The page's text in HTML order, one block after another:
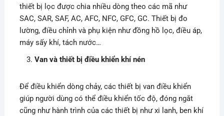
thiết bị lọc được chia nhiều dòng theo các mã như
SAC, SAR, SAF, AC, AFC, NFC, GFC, GC. Thiết bị đo
lường, điều chỉnh và phụ kiện như đồng hồ lọc, điều áp,
máy sấy khí, tách nước…
Van và thiết bị điều khiển khí nén
Để điều khiển dòng chảy, các thiết bị van điều khiển
giúp người dùng có thể điều khiển tốc độ, đóng ngắt
cũng như hành trình của các thiết bị như xi lanh, ben khí